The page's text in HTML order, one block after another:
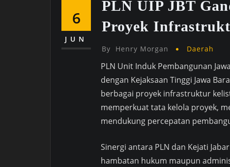
6
JUN
PLN UIP JBT
Proyek
By Henry Morgan Daerah
PLN Unit Induk Pembangunan
dengan Kejaksaan Tinggi Jawa
berbagai proyek infrastruktur
memperkuat tata kelola proyek,
mendukung percepatan
Sinergi antara PLN dan Kejati
hambatan hukum maupun